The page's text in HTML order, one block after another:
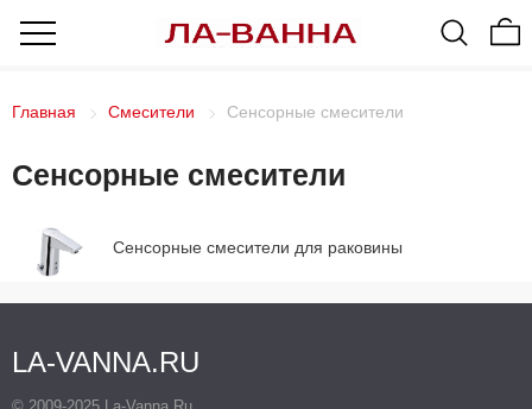
Главная Смесители Сенсорные смесители
Сенсорные смесители
Сенсорные смесители для раковины
LA-VANNA.RU
© 2009-2025 La-Vanna.Ru